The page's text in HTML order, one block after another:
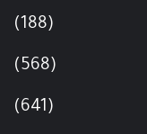
(188)
(568)
(641)